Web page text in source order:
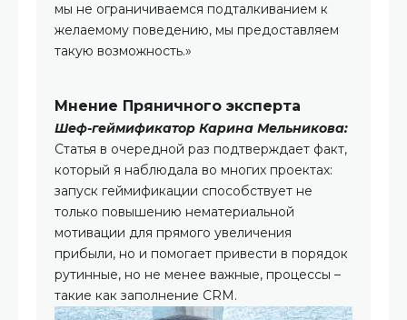
мы не ограничиваемся подталкиванием к
желаемому поведению, мы предоставляем
такую возможность.»
Мнение Пряничного эксперта
Шеф-геймификатор Карина Мельникова:
Статья в очередной раз подтверждает факт,
который я наблюдала во многих проектах:
запуск геймификации способствует не
только повышению нематериальной
мотивации для прямого увеличения
прибыли, но и помогает привести в порядок
рутинные, но не менее важные, процессы –
такие как заполнение CRM.